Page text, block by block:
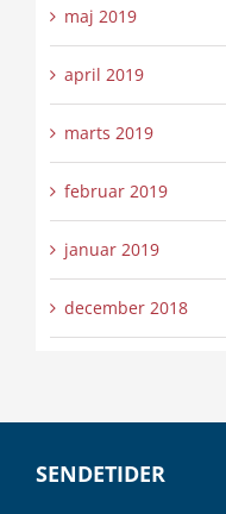
maj 2019
april 2019
marts 2019
februar 2019
januar 2019
december 2018
SENDETIDER